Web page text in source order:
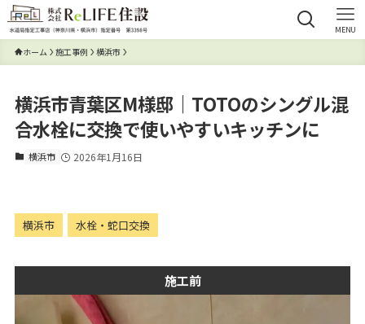
MENU
ホーム 施工事例 横浜市
横浜市青葉区M様邸｜TOTOのシングル混
合水栓に交換で使いやすいキッチンに
横浜市 2026年1月16日
横浜市 水栓・蛇口交換
施工前